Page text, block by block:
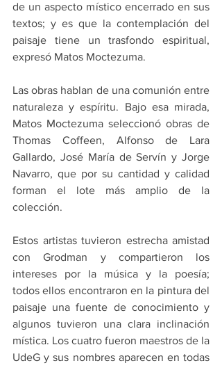
de un aspecto místico encerrado en sus
textos; y es que la contemplación del
paisaje tiene un trasfondo espiritual,
expresó Matos Moctezuma.
Las obras hablan de una comunión entre
naturaleza y espíritu. Bajo esa mirada,
Matos Moctezuma seleccionó obras de
Thomas Coffeen, Alfonso de Lara
Gallardo, José María de Servín y Jorge
Navarro, que por su cantidad y calidad
forman el lote más amplio de la
colección.
Estos artistas tuvieron estrecha amistad
con Grodman y compartieron los
intereses por la música y la poesía;
todos ellos encontraron en la pintura del
paisaje una fuente de conocimiento y
algunos tuvieron una clara inclinación
mística. Los cuatro fueron maestros de la
UdeG y sus nombres aparecen en todas